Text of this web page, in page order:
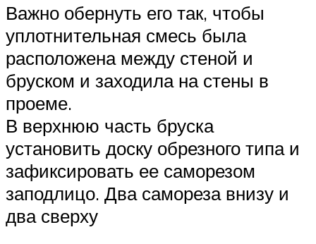
Важно обернуть его так, чтобы
уплотнительная смесь была
расположена между стеной и
бруском и заходила на стены в
проеме.
В верхнюю часть бруска
установить доску обрезного типа и
зафиксировать ее саморезом
заподлицо. Два самореза внизу и
два сверху